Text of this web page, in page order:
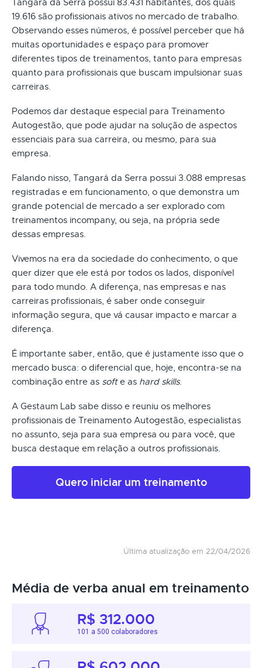
Tangará da Serra possui 83.431 habitantes, dos quais
19.616 são profissionais ativos no mercado de trabalho.
Observando esses números, é possível perceber que há
muitas oportunidades e espaço para promover
diferentes tipos de treinamentos, tanto para empresas
quanto para profissionais que buscam impulsionar suas
carreiras.
Podemos dar destaque especial para Treinamento
Autogestão, que pode ajudar na solução de aspectos
essenciais para sua carreira, ou mesmo, para sua
empresa.
Falando nisso, Tangará da Serra possui 3.088 empresas
registradas e em funcionamento, o que demonstra um
grande potencial de mercado a ser explorado com
treinamentos incompany, ou seja, na própria sede
dessas empresas.
Vivemos na era da sociedade do conhecimento, o que
quer dizer que ele está por todos os lados, disponível
para todo mundo. A diferença, nas empresas e nas
carreiras profissionais, é saber onde conseguir
informação segura, que vá causar impacto e marcar a
diferença.
É importante saber, então, que é justamente isso que o
mercado busca: o diferencial que, hoje, encontra-se na
combinação entre as softe as hard skills.
A Gestaum Lab sabe disso e reuniu os melhores
profissionais de Treinamento Autogestão, especialistas
no assunto, seja para sua empresa ou para você, que
busca destaque em relação a outros profissionais.
Quero iniciar um treinamento
Última atualização em 22/04/2026
Média de verba anual em treinamento
R$ 312.000
101 a 500 colaboradores